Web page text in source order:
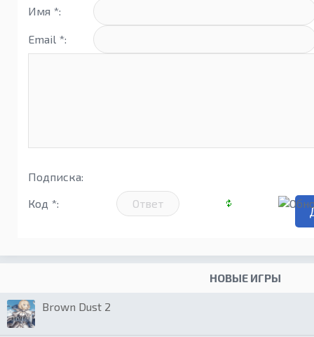
Имя *:
Email *:
Подписка:
Код *:
НОВЫЕ ИГРЫ
Brown Dust 2